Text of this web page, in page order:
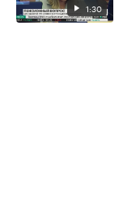
1:30